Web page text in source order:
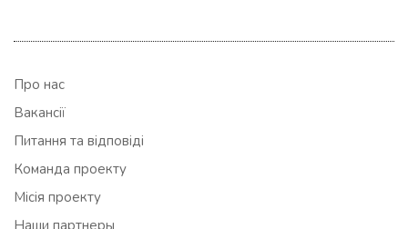
Про нас
Вакансії
Питання та відповіді
Команда проекту
Місія проекту
Наши партнеры